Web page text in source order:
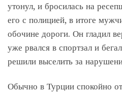
утонул, и бросилась на
его с полицией, в итоге
обочине дороги. Он гладил
уже рвался в спортзал и
решили выселить за
Обычно в Турции спокойно